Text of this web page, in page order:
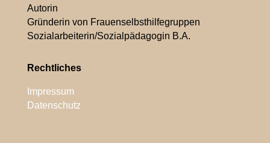
Autorin
Gründerin von Frauenselbsthilfegruppen
Sozialarbeiterin/Sozialpädagogin B.A.
Rechtliches
Impressum
Datenschutz